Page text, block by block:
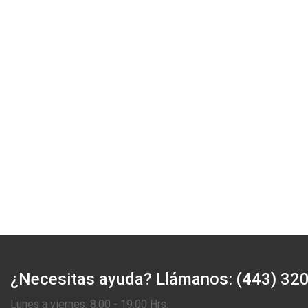
¿Necesitas ayuda? Llámanos: (443)
Lunes a viernes: 8:00 - 19:00 Hrs.